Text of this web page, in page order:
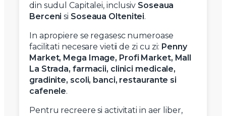
din sudul Capitalei, inclusiv Soseaua
Berceni si Soseaua Oltenitei.
In apropiere se regasesc numeroase
facilitati necesare vietii de zi cu zi: Penny
Market, Mega Image, Profi Market, Mall
La Strada, farmacii, clinici medicale,
gradinite, scoli, banci, restaurante si
cafenele.
Pentru recreere si activitati in aer liber,